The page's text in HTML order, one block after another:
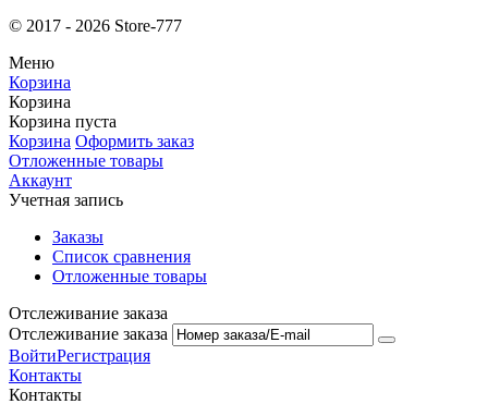
© 2017 - 2026 Store-777
Меню
Корзина
Корзина
Корзина пуста
Корзина Оформить заказ
Отложенные товары
Аккаунт
Учетная запись
Заказы
Список сравнения
Отложенные товары
Отслеживание заказа
Отслеживание заказа
ВойтиРегистрация
Контакты
Контакты